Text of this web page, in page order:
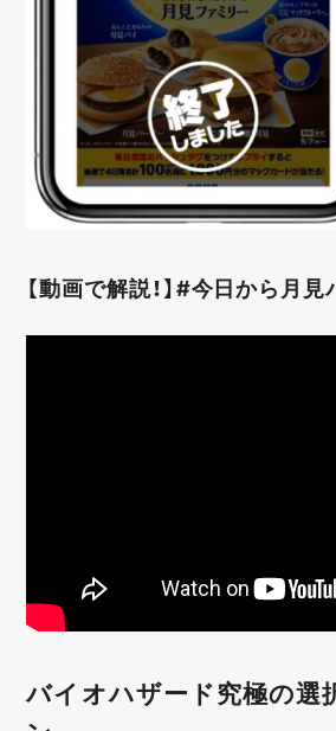
【動画で解説！】#今日から月
バイオハザード究極の選